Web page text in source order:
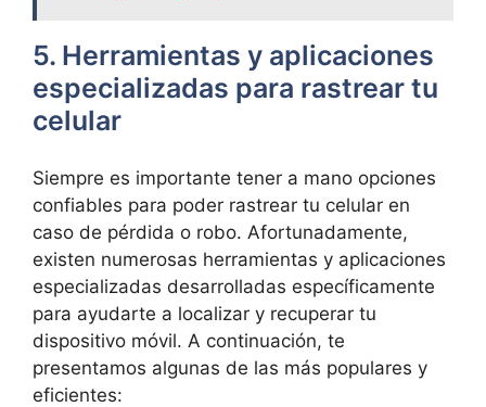
5. Herramientas y aplicaciones⁤
especializadas para rastrear tu
celular
Siempre es‌ importante tener a ⁤mano opciones
confiables para poder ⁤rastrear tu celular en
⁢caso ⁤de pérdida⁣ o robo. Afortunadamente,
existen numerosas herramientas y aplicaciones
especializadas desarrolladas específicamente
para‍ ayudarte a localizar y recuperar tu
dispositivo móvil. A continuación, ‍te
presentamos ⁣algunas de⁣ las más ⁢populares y
eficientes: